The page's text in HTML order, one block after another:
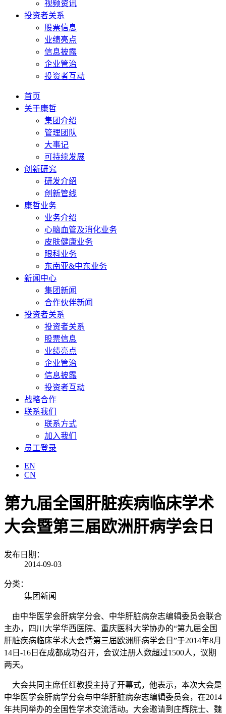
视频资讯
投资者关系
股票信息
业绩亮点
信息披露
企业管治
投资者互动
首页
关于康哲
集团介绍
管理团队
大事记
可持续发展
创新研究
研发介绍
创新管线
康哲业务
业务介绍
心脑血管及消化业务
皮肤健康业务
眼科业务
东南亚&中东业务
新闻中心
集团新闻
合作伙伴新闻
投资者关系
投资者关系
股票信息
业绩亮点
企业管治
信息披露
投资者互动
战略合作
联系我们
联系方式
加入我们
员工登录
EN
CN
第九届全国肝脏疾病临床学术
大会暨第三届欧洲肝病学会日
发布日期：
2014-09-03
分类：
集团新闻
由中华医学会肝病学分会、中华肝脏病杂志编辑委员会联合
主办，四川大学华西医院、重庆医科大学协办的“第九届全国
肝脏疾病临床学术大会暨第三届欧洲肝病学会日”于2014年8月
14日-16日在成都成功召开，会议注册人数超过1500人，议期
两天。
大会共同主席任红教授主持了开幕式，他表示，本次大会是
中华医学会肝病学分会与中华肝脏病杂志编辑委员会，在2014
年共同举办的全国性学术交流活动。大会邀请到庄辉院士、魏